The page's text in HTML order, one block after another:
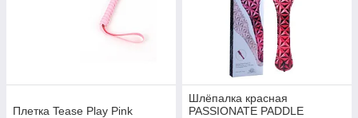
Плетка Tease Play Pink
Шлёпалка красная
PASSIONATE PADDLE